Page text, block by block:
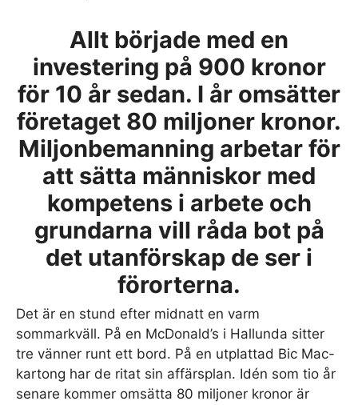
Allt började med en
investering på 900 kronor
för 10 år sedan. I år omsätter
företaget 80 miljoner kronor.
Miljonbemanning arbetar för
att sätta människor med
kompetens i arbete och
grundarna vill råda bot på
det utanförskap de ser i
förorterna.
Det är en stund efter midnatt en varm
sommarkväll. På en McDonald’s i Hallunda sitter
tre vänner runt ett bord. På en utplattad Bic Mac-
kartong har de ritat sin affärsplan. Idén som tio år
senare kommer omsätta 80 miljoner kronor är